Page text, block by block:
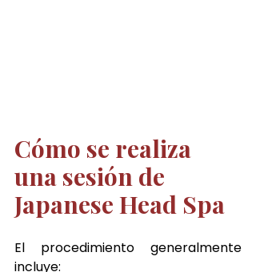
Cómo se realiza
una sesión de
Japanese Head Spa
El procedimiento generalmente
incluye: